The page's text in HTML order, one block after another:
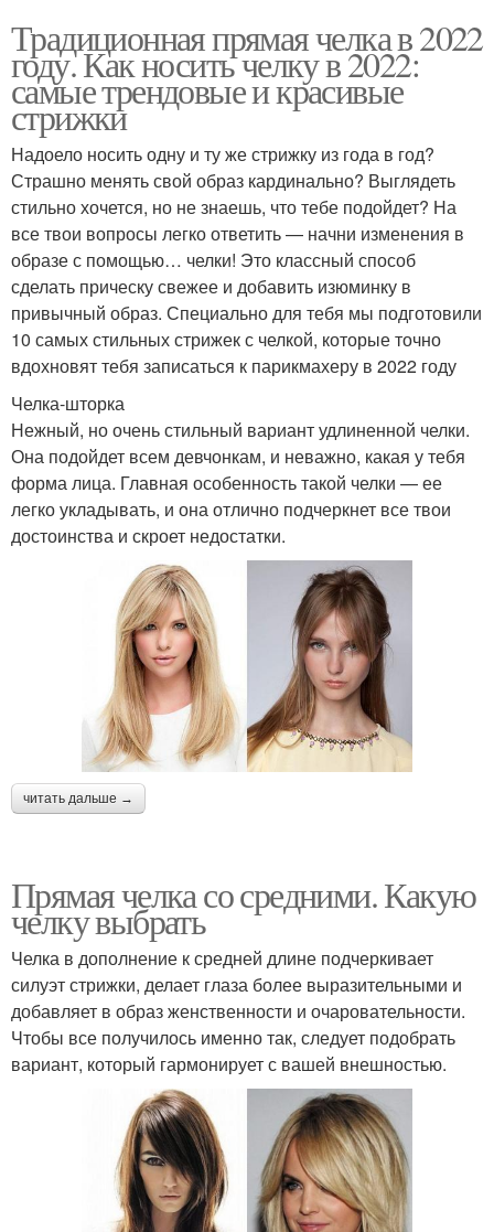
Традиционная прямая челка в 2022
году. Как носить челку в 2022:
самые трендовые и красивые
стрижки
Надоело носить одну и ту же стрижку из года в год?
Страшно менять свой образ кардинально? Выглядеть
стильно хочется, но не знаешь, что тебе подойдет? На
все твои вопросы легко ответить — начни изменения в
образе с помощью… челки! Это классный способ
сделать прическу свежее и добавить изюминку в
привычный образ. Специально для тебя мы подготовили
10 самых стильных стрижек с челкой, которые точно
вдохновят тебя записаться к парикмахеру в 2022 году
Челка-шторка
Нежный, но очень стильный вариант удлиненной челки.
Она подойдет всем девчонкам, и неважно, какая у тебя
форма лица. Главная особенность такой челки — ее
легко укладывать, и она отлично подчеркнет все твои
достоинства и скроет недостатки.
читать дальше →
Прямая челка со средними. Какую
челку выбрать
Челка в дополнение к средней длине подчеркивает
силуэт стрижки, делает глаза более выразительными и
добавляет в образ женственности и очаровательности.
Чтобы все получилось именно так, следует подобрать
вариант, который гармонирует с вашей внешностью.